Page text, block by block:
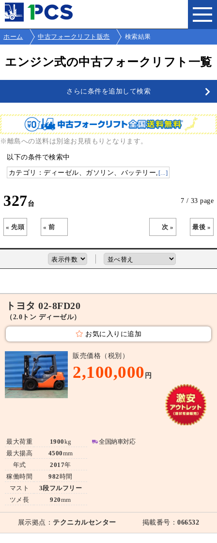
ホーム 中古フォークリフト販売 検索結果
エンジン式の中古フォークリフト一覧
さらに条件を追加して検索
※離島への送料は別途お見積もりとなります。
以下の条件で検索中
カテゴリ：ディーゼル、ガソリン、バッテリー, [...]
327 7 / 33 page
« 先頭 « 前 次 » 最後 »
トヨタ 02-8FD20
（2.0トン ディーゼル）
お気に入りに追加
販売価格（税別）
2,100,000 円
最大荷重
最大揚高
年式
稼働時間
マスト
ツメ長
1900kg
4500mm
2017年
982 時間
3段フルフリー
920mm
全国納車対応
展示拠点： テクニカルセンター 掲載番号：066532